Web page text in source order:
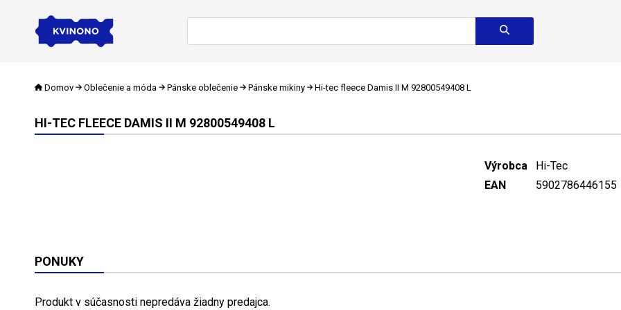
Domov Oblečenie a móda Pánske oblečenie Pánske mikiny Hi-tec fleece Damis II M 92800549408 L
HI-TEC FLEECE DAMIS II M 92800549408 L
Výrobca
Hi-Tec
EAN
5902786446155
PONUKY
Produkt v súčasnosti nepredáva žiadny predajca.